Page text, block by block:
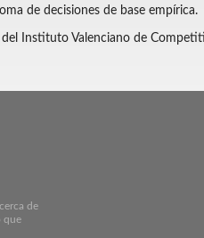
de decisiones de base empírica.
Instituto Valenciano de
de
que